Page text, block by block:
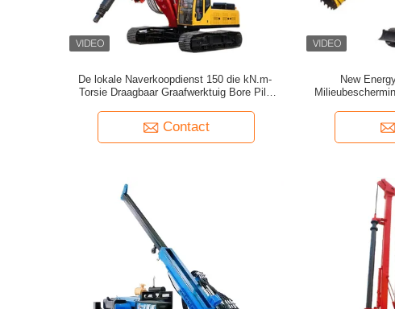
De lokale Naverkoopdienst 150 die kN.m-
Torsie Draagbaar Graafwerktuig Bore Pile
Contact
New